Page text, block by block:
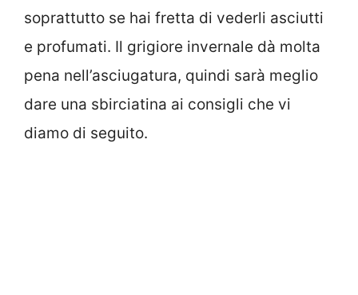
soprattutto se hai fretta di vederli asciutti
e profumati. Il grigiore invernale dà molta
pena nell’asciugatura, quindi sarà meglio
dare una sbirciatina ai consigli che vi
diamo di seguito.